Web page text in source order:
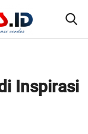
Inspirasi